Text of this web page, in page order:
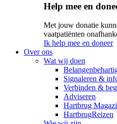
Help mee en
Met jouw donatie
vaatpatiënten
Ik help mee en doneer
Over ons
Wat wij doen
Signaleren &
Verbinden &
Adviseren
Hartbrug
HartbrugReizen